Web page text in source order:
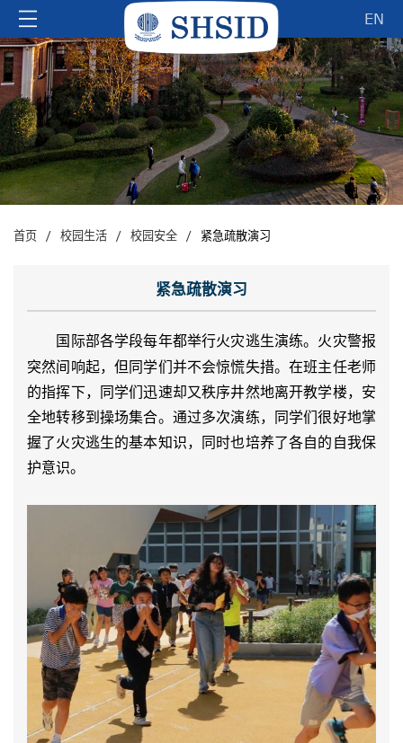
EN
首页 / 校园生活 / 校园安全 / 紧急疏散演习
紧急疏散演习
国际部各学段每年都举行火灾逃生演练。火灾警报
突然间响起，但同学们并不会惊慌失措。在班主任老师
的指挥下，同学们迅速却又秩序井然地离开教学楼，安
全地转移到操场集合。通过多次演练，同学们很好地掌
握了火灾逃生的基本知识，同时也培养了各自的自我保
护意识。